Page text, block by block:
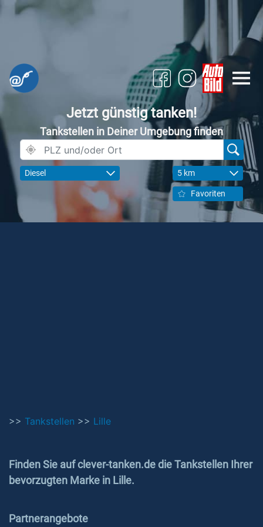
Jetzt günstig tanken!
Tankstellen in Deiner Umgebung finden
Diesel 5 km
Favoriten
>> Tankstellen >> Lille
Finden Sie auf clever-tanken.de die Tankstellen Ihrer
bevorzugten Marke in Lille.
Partnerangebote